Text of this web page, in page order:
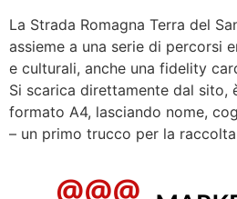
La Strada Romagna Terra del
assieme a una serie di percorsi
e culturali, anche una fidelity
Si scarica direttamente dal sito,
formato A4, lasciando nome,
– un primo trucco per la